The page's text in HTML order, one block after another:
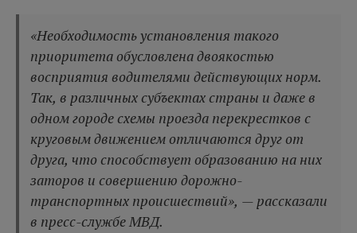
«Необходимость установления такого
приоритета обусловлена двоякостью
восприятия водителями действующих норм.
Так, в различных субъектах страны и даже в
одном городе схемы проезда перекрестков с
круговым движением отличаются друг от
друга, что способствует образованию на них
заторов и совершению дорожно-
транспортных происшествий», — рассказали
в пресс-службе МВД.